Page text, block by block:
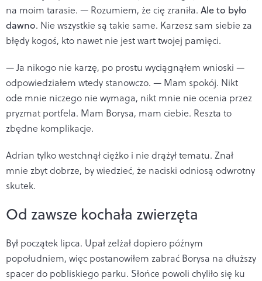
na moim tarasie. — Rozumiem, że cię zraniła. Ale to było
dawno. Nie wszystkie są takie same. Karzesz sam siebie za
błędy kogoś, kto nawet nie jest wart twojej pamięci.
— Ja nikogo nie karzę, po prostu wyciągnąłem wnioski —
odpowiedziałem wtedy stanowczo. — Mam spokój. Nikt
ode mnie niczego nie wymaga, nikt mnie nie ocenia przez
pryzmat portfela. Mam Borysa, mam ciebie. Reszta to
zbędne komplikacje.
Adrian tylko westchnął ciężko i nie drążył tematu. Znał
mnie zbyt dobrze, by wiedzieć, że naciski odniosą odwrotny
skutek.
Od zawsze kochała zwierzęta
Był początek lipca. Upał zelżał dopiero późnym
popołudniem, więc postanowiłem zabrać Borysa na dłuższy
spacer do pobliskiego parku. Słońce powoli chyliło się ku